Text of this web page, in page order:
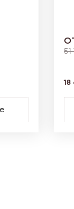
51
18